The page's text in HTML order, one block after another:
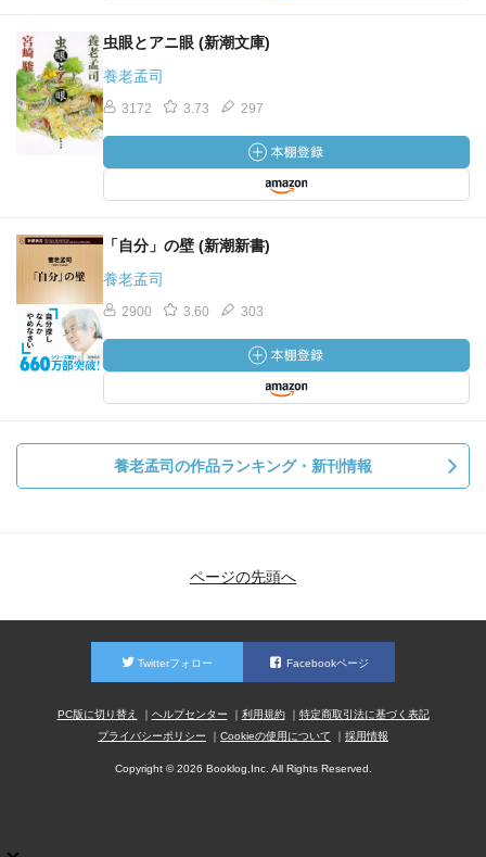
虫眼とアニ眼 (新潮文庫)
養老孟司
3172 3.73 297
「自分」の壁 (新潮新書)
養老孟司
2900 3.60 303
養老孟司の作品ランキング・新刊情報
ページの先頭へ
Twitterフォロー Facebookページ
PC版に切り替え ヘルプセンター 利用規約
特定商取引法に基づく表記
プライバシーポリシー
Cookieの使用について 採用情報
Copyright © 2026 Booklog,Inc. All Rights Reserved.